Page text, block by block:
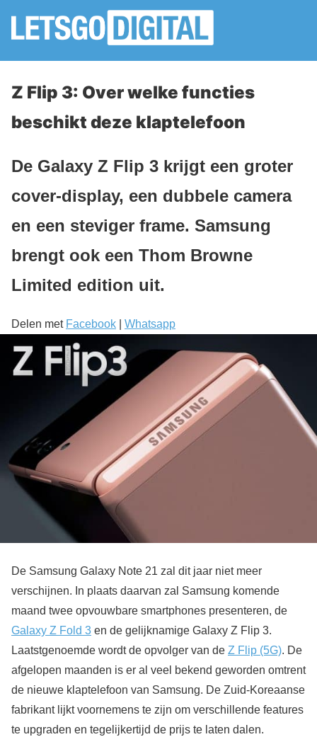
Z Flip 3: Over welke functies
beschikt deze klaptelefoon
De Galaxy Z Flip 3 krijgt een groter
cover-display, een dubbele camera
en een steviger frame. Samsung
brengt ook een Thom Browne
Limited edition uit.
Delen met Facebook Whatsapp
De Samsung Galaxy Note 21 zal dit jaar niet meer
verschijnen. In plaats daarvan zal Samsung komende
maand twee opvouwbare smartphones presenteren, de
Galaxy Z Fold 3 en de gelijknamige Galaxy Z Flip 3.
Laatstgenoemde wordt de opvolger van de Z Flip (5G). De
afgelopen maanden is er al veel bekend geworden omtrent
de nieuwe klaptelefoon van Samsung. De Zuid-Koreaanse
fabrikant lijkt voornemens te zijn om verschillende features
te upgraden en tegelijkertijd de prijs te laten dalen.